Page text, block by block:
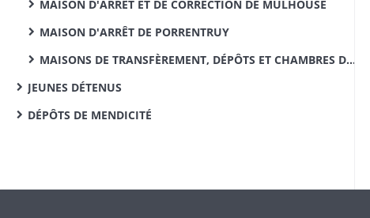
MAISON D'ARRÊT ET DE CORRECTION DE MULHOUSE
MAISON D'ARRÊT DE PORRENTRUY
MAISONS DE TRANSFÈREMENT, DÉPÔTS ET CHAMBRES DE SÛRETÉ
JEUNES DÉTENUS
DÉPÔTS DE MENDICITÉ